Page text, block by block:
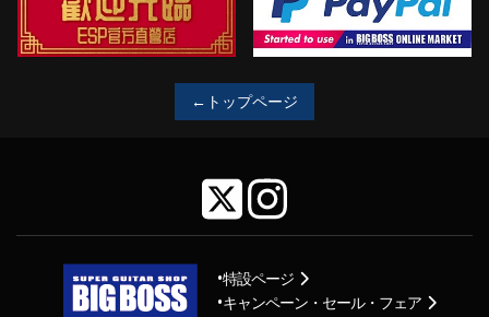
←トップページ
特設ページ
キャンペーン・セール・フェア